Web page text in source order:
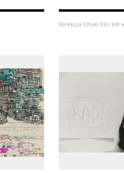
Kolekcja Sztuki XX i XXI